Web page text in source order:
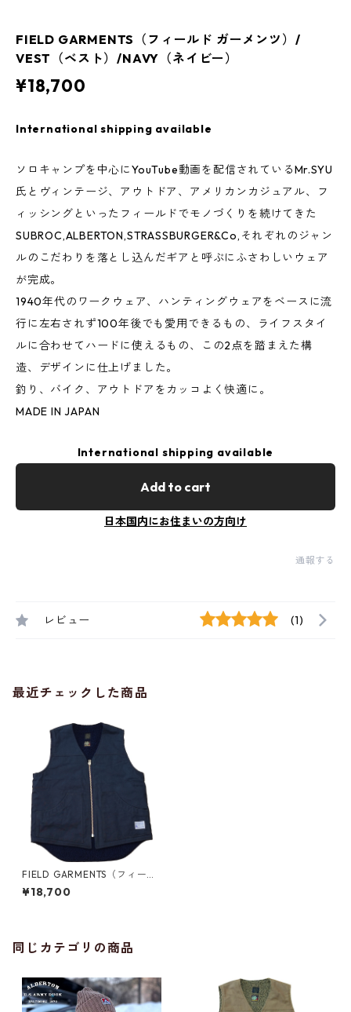
FIELD GARMENTS（フィールド ガーメンツ）/
VEST（ベスト）/NAVY（ネイビー）
¥18,700
International shipping available
ソロキャンプを中心にYouTube動画を配信されているMr.SYU
氏とヴィンテージ、アウトドア、アメリカンカジュアル、フ
ィッシングといったフィールドでモノづくりを続けてきた
SUBROC,ALBERTON,STRASSBURGER&Co,それぞれのジャン
ルのこだわりを落とし込んだギアと呼ぶにふさわしいウェア
が完成。
1940年代のワークウェア、ハンティングウェアをベースに流
行に左右されず100年後でも愛用できるもの、ライフスタイ
ルに合わせてハードに使えるもの、この2点を踏まえた構
造、デザインに仕上げました。
釣り、バイク、アウトドアをカッコよく快適に。
MADE IN JAPAN
International shipping available
Add to cart
日本国内にお住まいの方向け
通報する
レビュー (1)
最近チェックした商品
FIELD GARMENTS（フィール
ド ガーメンツ）/ VEST（ベス
ト）/NAVY（ネイビー）
¥18,700
同じカテゴリの商品